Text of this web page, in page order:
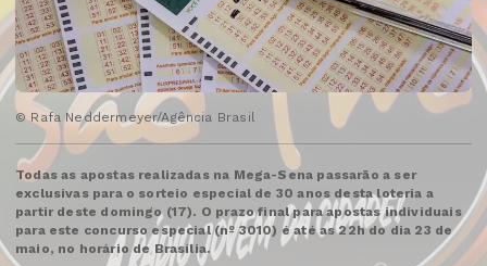
© Rafa Neddermeyer/Agência Brasil
Todas as apostas realizadas na Mega-Sena passarão a ser
exclusivas para o sorteio especial de 30 anos desta loteria a
partir deste domingo (17). O prazo final para apostas individuais
para este concurso especial (nº 3010) é até as 22h do dia 23 de
maio, no horário de Brasília.